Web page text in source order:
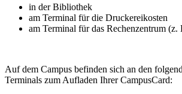
in der Bibliothek
am Terminal für die Druckereikosten
am Terminal für das Rechenzentrum
Auf dem Campus befinden sich an den
Terminals zum Aufladen Ihrer CampusCard: